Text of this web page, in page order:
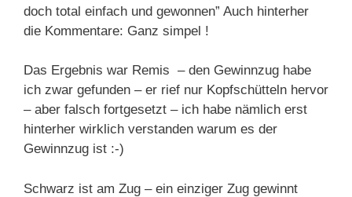
doch total einfach und gewonnen” Auch hinterher
die Kommentare: Ganz simpel !
Das Ergebnis war Remis – den Gewinnzug habe
ich zwar gefunden – er rief nur Kopfschütteln hervor
– aber falsch fortgesetzt – ich habe nämlich erst
hinterher wirklich verstanden warum es der
Gewinnzug ist :-)
Schwarz ist am Zug – ein einziger Zug gewinnt